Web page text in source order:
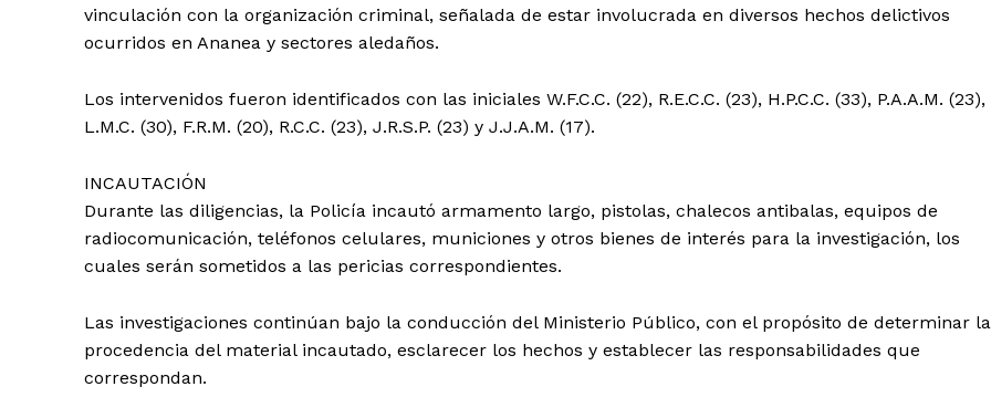
Diario los Andes
vinculación con la organización criminal, señalada de estar involucrada en diversos hechos delictivos
ocurridos en Ananea y sectores aledaños.
Los intervenidos fueron identificados con las iniciales W.F.C.C. (22), R.E.C.C. (23), H.P.C.C. (33), P.A.A.M. (23),
L.M.C. (30), F.R.M. (20), R.C.C. (23), J.R.S.P. (23) y J.J.A.M. (17).
INCAUTACIÓN
Durante las diligencias, la Policía incautó armamento largo, pistolas, chalecos antibalas, equipos de
radiocomunicación, teléfonos celulares, municiones y otros bienes de interés para la investigación, los
cuales serán sometidos a las pericias correspondientes.
Las investigaciones continúan bajo la conducción del Ministerio Público, con el propósito de determinar la
procedencia del material incautado, esclarecer los hechos y establecer las responsabilidades que
correspondan.